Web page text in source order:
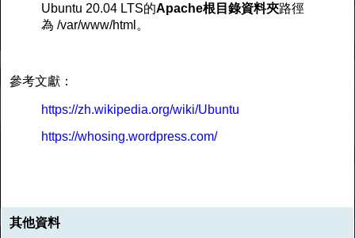
Ubuntu 20.04 LTS的Apache根目錄資料夾路徑
為 /var/www/html。
參考文獻：
https://zh.wikipedia.org/wiki/Ubuntu
https://whosing.wordpress.com/
其他資料